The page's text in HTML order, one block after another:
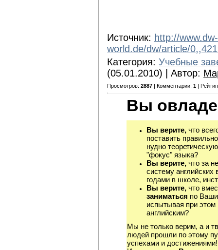
Источник: http://www.dw-
world.de/dw/article/
Категория: Учебные
(05.01.2010) | Автор:
Просмотров: 2887 | Комментарии: 1 |
Вы
Вы верите, что
поставить
нудно
"фокус" языка?
Вы верите, что за
систему
годами в школе,
Вы верите, что
заниматься по
испытывая при этом
английским?
Мы не только верим, а и
людей прошли по этому
успехами и достижениями!